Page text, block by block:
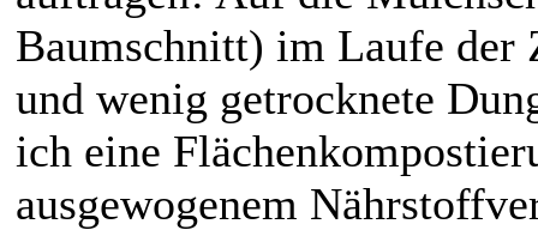
Baumschnitt) im Laufe der
und wenig getrocknete
ich eine
ausgewogenem